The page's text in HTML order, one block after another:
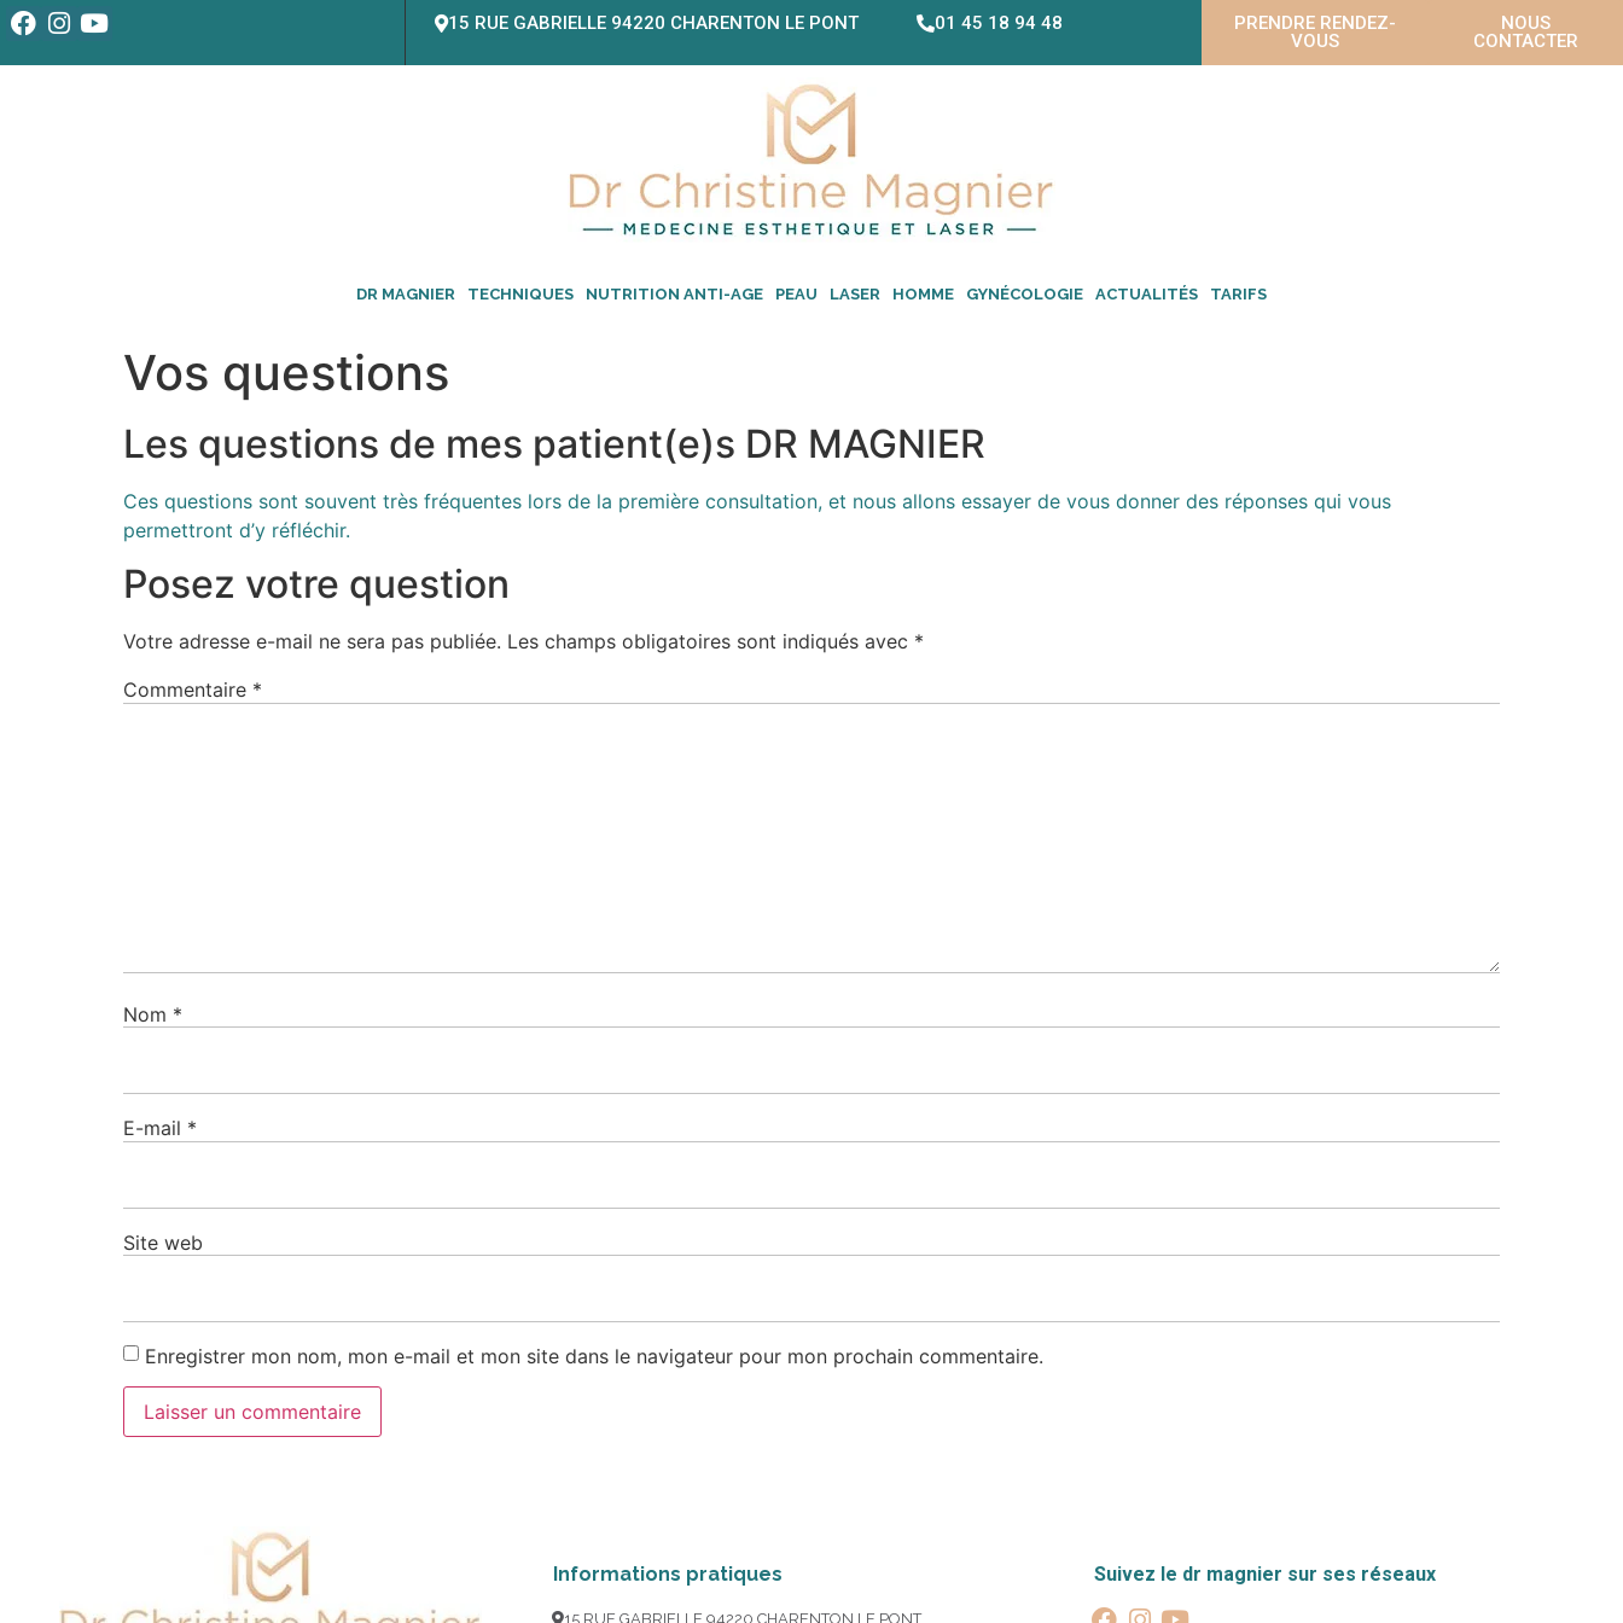
15 RUE GABRIELLE 94220 CHARENTON LE PONT 01 45 18 94 48
PRENDRE RENDEZ-
VOUS
NOUS
CONTACTER
DR MAGNIER TECHNIQUES NUTRITION ANTI-AGE PEAU LASER HOMME GYNÉCOLOGIE ACTUALITÉS TARIFS
Vos questions
Les questions de mes patient(e)s DR MAGNIER
Ces questions sont souvent très fréquentes lors de la première consultation, et nous allons essayer de vous donner des réponses qui vous
permettront d’y réfléchir.
Posez votre question
Votre adresse e-mail ne sera pas publiée. Les champs obligatoires sont indiqués avec *
Commentaire *
Nom *
E-mail *
Site web
Enregistrer mon nom, mon e-mail et mon site dans le navigateur pour mon prochain commentaire.
Informations pratiques
15 RUE GABRIELLE 94220 CHARENTON LE PONT
Suivez le dr magnier sur ses réseaux